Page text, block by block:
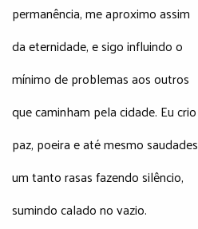
permanência, me aproximo assim
da eternidade, e sigo influindo o
mínimo de problemas aos outros
que caminham pela cidade. Eu crio
paz, poeira e até mesmo saudades
um tanto rasas fazendo silêncio,
sumindo calado no vazio.